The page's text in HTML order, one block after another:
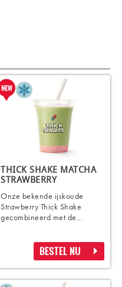
THICK SHAKE MATCHA
STRAWBERRY
Onze bekende ijskoude
Strawberry Thick Shake
gecombineerd met de...
BESTEL NU